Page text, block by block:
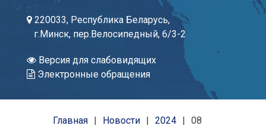
220033, Республика Беларусь,
г.Минск, пер.Велосипедный, 6/3-2
Версия для слабовидящих
Электронные обращения
Главная Новости 2024 08